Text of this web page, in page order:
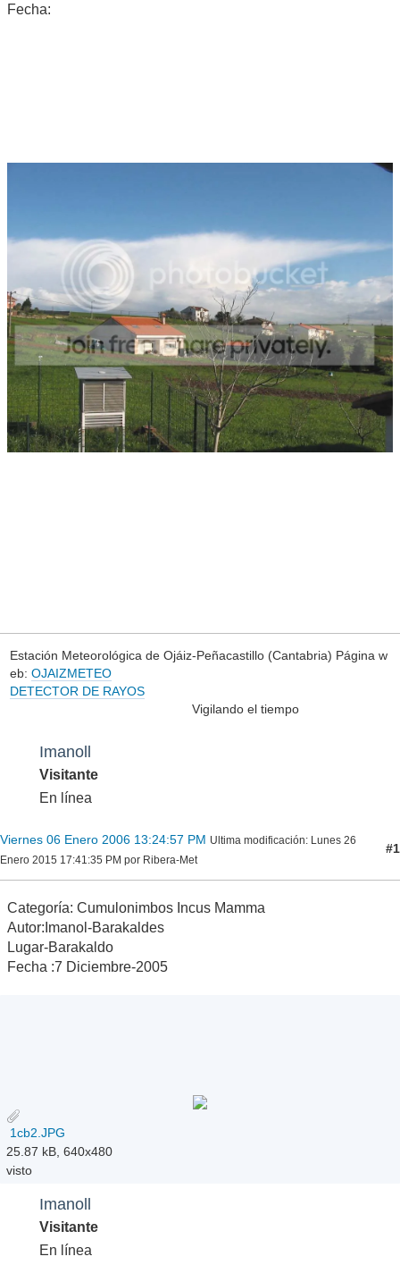
Fecha:
Estación Meteorológica de Ojáiz-Peñacastillo (Cantabria) Página w
eb: OJAIZMETEO
DETECTOR DE RAYOS
Vigilando el tiempo
Imanoll
Visitante
En línea
Viernes 06 Enero 2006 13:24:57 PM Ultima modificación: Lunes 26
Enero 2015 17:41:35 PM por Ribera-Met
#1
Categoría: Cumulonimbos Incus Mamma
Autor:Imanol-Barakaldes
Lugar-Barakaldo
Fecha :7 Diciembre-2005
1cb2.JPG
25.87 kB, 640x480
visto
Imanoll
Visitante
En línea